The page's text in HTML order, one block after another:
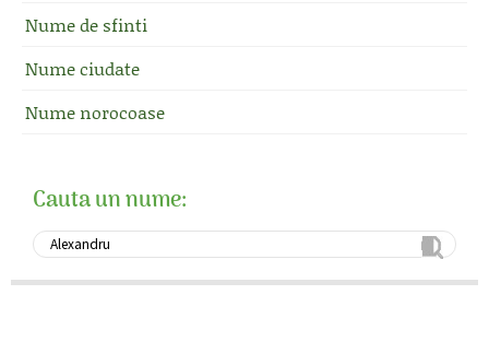
Nume de sfinti
Nume ciudate
Nume norocoase
Cauta un nume: